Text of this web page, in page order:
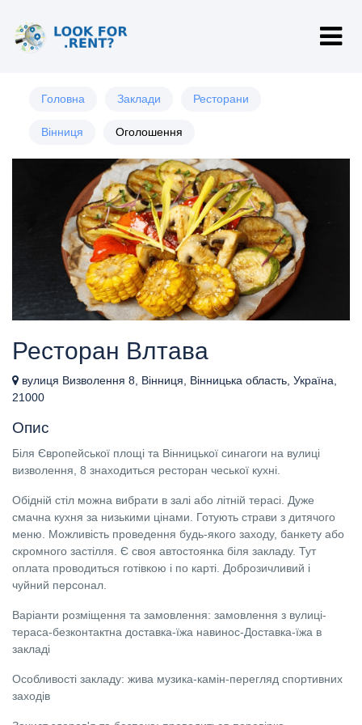
Головна Заклади Ресторани
Вінниця Оголошення
Ресторан Влтава
вулиця Визволення 8, Вінниця, Вінницька область, Україна,
21000
Опис
Біля Європейської площі та Вінницької синагоги на вулиці
визволення, 8 знаходиться ресторан чеської кухні.
Обідній стіл можна вибрати в залі або літній терасі. Дуже
смачна кухня за низькими цінами. Готують страви з дитячого
меню. Можливість проведення будь-якого заходу, банкету або
скромного застілля. Є своя автостоянка біля закладу. Тут
оплата проводиться готівкою і по карті. Доброзичливий і
чуйний персонал.
Варіанти розміщення та замовлення: замовлення з вулиці-
тераса-безконтактна доставка-їжа навинос-Доставка-їжа в
закладі
Особливості закладу: жива музика-камін-перегляд спортивних
заходів